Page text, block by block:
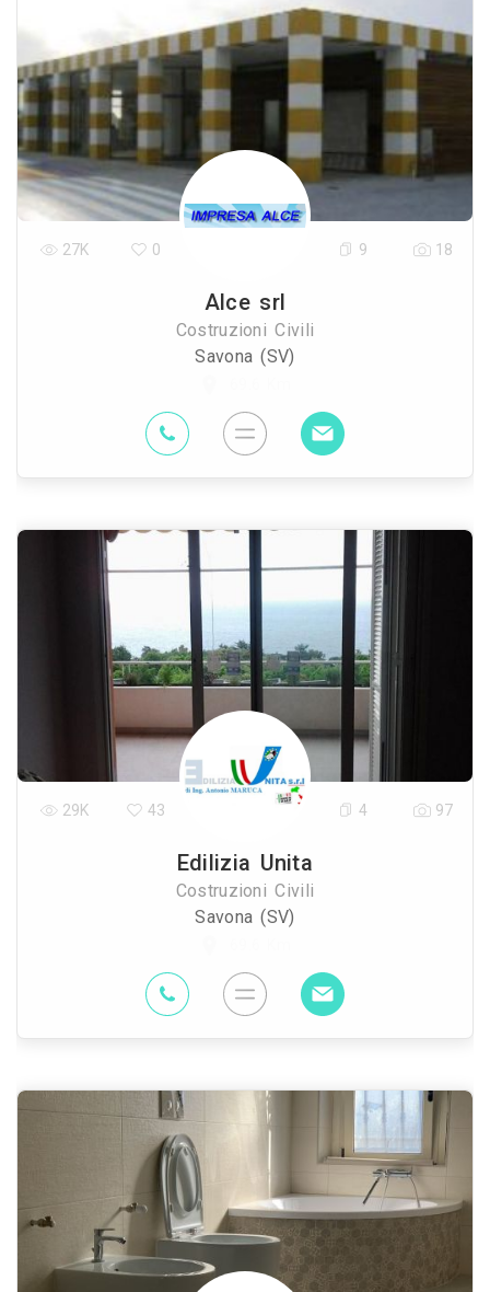
Alce srl
Costruzioni Civili
Savona (SV)
27K 0 9 18
Edilizia Unita
Costruzioni Civili
Savona (SV)
29K 43 4 97